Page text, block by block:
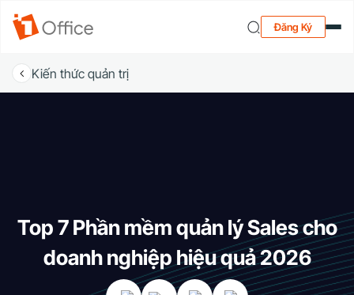
Đăng Ký
Kiến thức quản trị
Top 7 Phần mềm quản lý Sales cho
doanh nghiệp hiệu quả 2026